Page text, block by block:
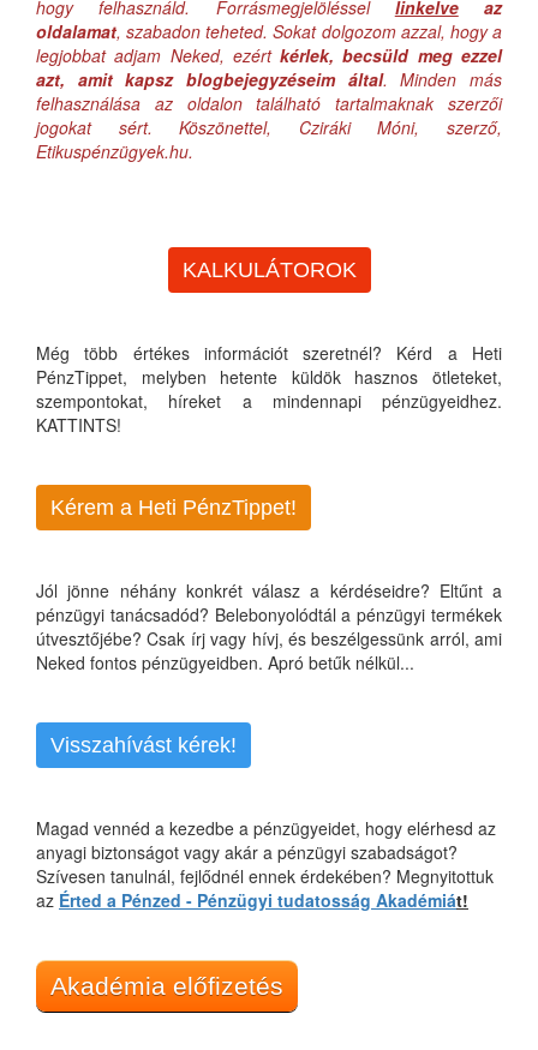
hogy felhasználd. Forrásmegjelöléssel linkelveaz
oldalamat, szabadon teheted. Sokat dolgozom azzal, hogy a
legjobbat adjam Neked, ezértkérlek, becsüld meg ezzel
azt, amit kapsz blogbejegyzéseim által. Minden más
felhasználása az oldalon található tartalmaknak szerzői
jogokat sért. Köszönettel, Cziráki Móni, szerző,
Etikuspénzügyek.hu.
KALKULÁTOROK
Még több értékes információt szeretnél? Kérd a Heti
PénzTippet, melyben hetente küldök hasznos ötleteket,
szempontokat, híreket a mindennapi pénzügyeidhez.
KATTINTS!
Kérem a Heti PénzTippet!
Jól jönne néhány konkrét válasz a kérdéseidre? Eltűnt a
pénzügyi tanácsadód? Belebonyolódtál a pénzügyi termékek
útvesztőjébe? Csak írj vagy hívj, és beszélgessünk arról, ami
Neked fontos pénzügyeidben. Apró betűk nélkül...
Visszahívást kérek!
Magad vennéd a kezedbe a pénzügyeidet, hogy elérhesd az
anyagi biztonságot vagy akár a pénzügyi szabadságot?
Szívesen tanulnál, fejlődnél ennek érdekében? Megnyitottuk
az Érted a Pénzed - Pénzügyi tudatosság Akadémiát!
Akadémia előfizetés